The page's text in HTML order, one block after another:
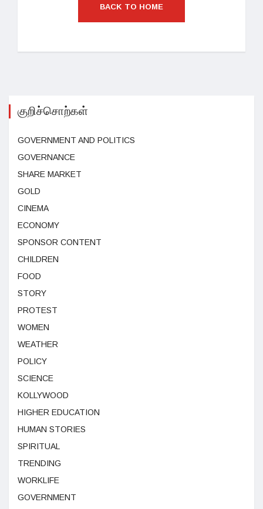
BACK TO HOME
குறிச்சொற்கள்
GOVERNMENT AND POLITICS
GOVERNANCE
SHARE MARKET
GOLD
CINEMA
ECONOMY
SPONSOR CONTENT
CHILDREN
FOOD
STORY
PROTEST
WOMEN
WEATHER
POLICY
SCIENCE
KOLLYWOOD
HIGHER EDUCATION
HUMAN STORIES
SPIRITUAL
TRENDING
WORKLIFE
GOVERNMENT